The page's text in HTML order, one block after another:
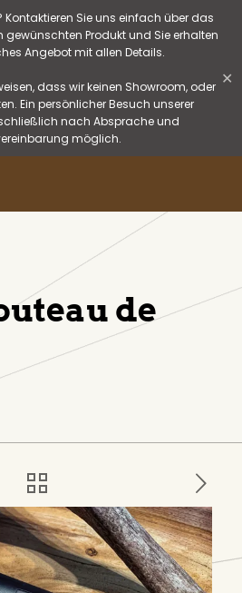
Kontaktieren Sie uns einfach über das
Produkt und Sie erhalten
Angebot mit allen Details.
dass wir keinen Showroom, oder
Ein persönlicher Besuch unserer
nach Absprache und
möglich.
✕
de